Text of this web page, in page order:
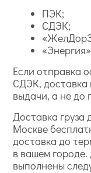
ПЭК;
СДЭК;
Если отправка
СДЭК, доставка
выдачи, а не до
Доставка груза
Москве
доставка до
в вашем
выполнены